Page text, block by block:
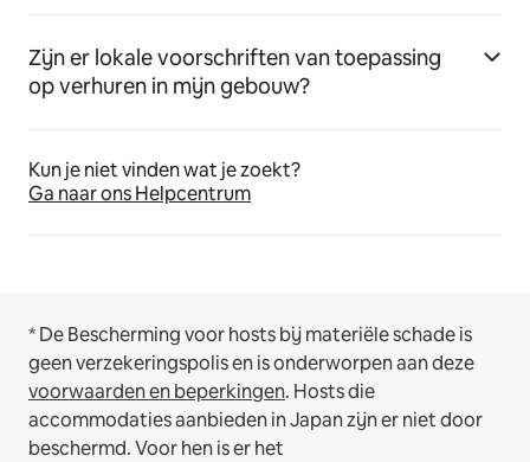
Zijn er lokale voorschriften van toepassing
op verhuren in mijn gebouw?
Kun je niet vinden wat je zoekt?
Ga naar ons Helpcentrum
* De Bescherming voor hosts bij materiële schade is
geen verzekeringspolis en is onderworpen aan deze
voorwaarden en beperkingen. Hosts die
accommodaties aanbieden in Japan zijn er niet door
beschermd. Voor hen is er het